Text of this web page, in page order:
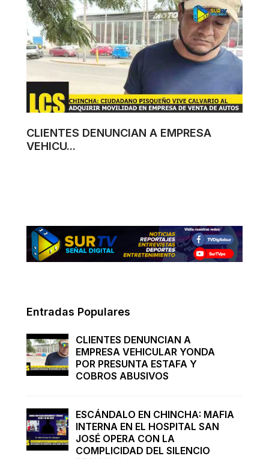
CLIENTES DENUNCIAN A EMPRESA
VEHICU...
Entradas Populares
CLIENTES DENUNCIAN A
EMPRESA VEHICULAR YONDA
POR PRESUNTA ESTAFA Y
COBROS ABUSIVOS
ESCÁNDALO EN CHINCHA: MAFIA
INTERNA EN EL HOSPITAL SAN
JOSÉ OPERA CON LA
COMPLICIDAD DEL SILENCIO